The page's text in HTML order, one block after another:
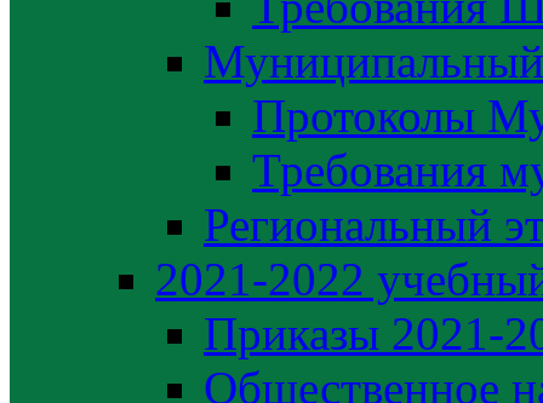
Муниципальный
Протоколы
Требования
Региональный
2021-2022
Приказы 2021-
Общественное